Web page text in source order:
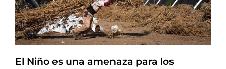
El Niño es una amenaza para los